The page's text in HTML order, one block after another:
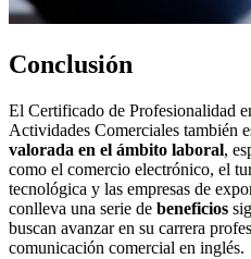
Conclusión
El Certificado de Profesionalidad
Actividades Comerciales también
valorada en el ámbito laboral,
como el comercio electrónico, el
tecnológica y las empresas de
conlleva una serie de beneficios
buscan avanzar en su carrera
comunicación comercial en inglés.